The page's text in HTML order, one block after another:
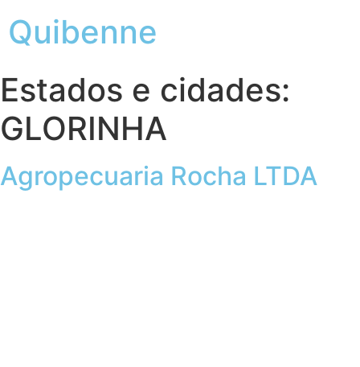
Quibenne
Estados e cidades:
GLORINHA
Agropecuaria Rocha LTDA